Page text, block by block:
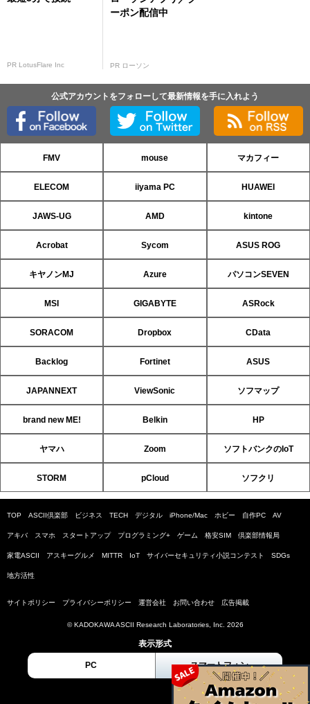
PR LotusFlare Inc
ーポン配信中
PR ローソン
公式アカウントをフォローして最新情報を手に入れよう
FMV mouse マカフィー
ELECOM iiyama PC HUAWEI
JAWS-UG AMD kintone
Acrobat Sycom ASUS ROG
キヤノンMJ Azure パソコンSEVEN
MSI GIGABYTE ASRock
SORACOM Dropbox CData
Backlog Fortinet ASUS
JAPANNEXT ViewSonic ソフマップ
brand new ME! Belkin HP
ヤマハ Zoom ソフトバンクのIoT
STORM pCloud ソフクリ
TOP ASCII倶楽部 ビジネス TECH デジタル iPhone/Mac ホビー 自作PC AV
アキバ スマホ スタートアップ プログラミング+ ゲーム 格安SIM 倶楽部情報局
家電ASCII アスキーグルメ MITTR IoT サイバーセキュリティ小説コンテスト SDGs
地方活性
サイトポリシー プライバシーポリシー 運営会社 お問い合わせ 広告掲載
© KADOKAWA ASCII Research Laboratories, Inc. 2026
表示形式
PC スマートフォン